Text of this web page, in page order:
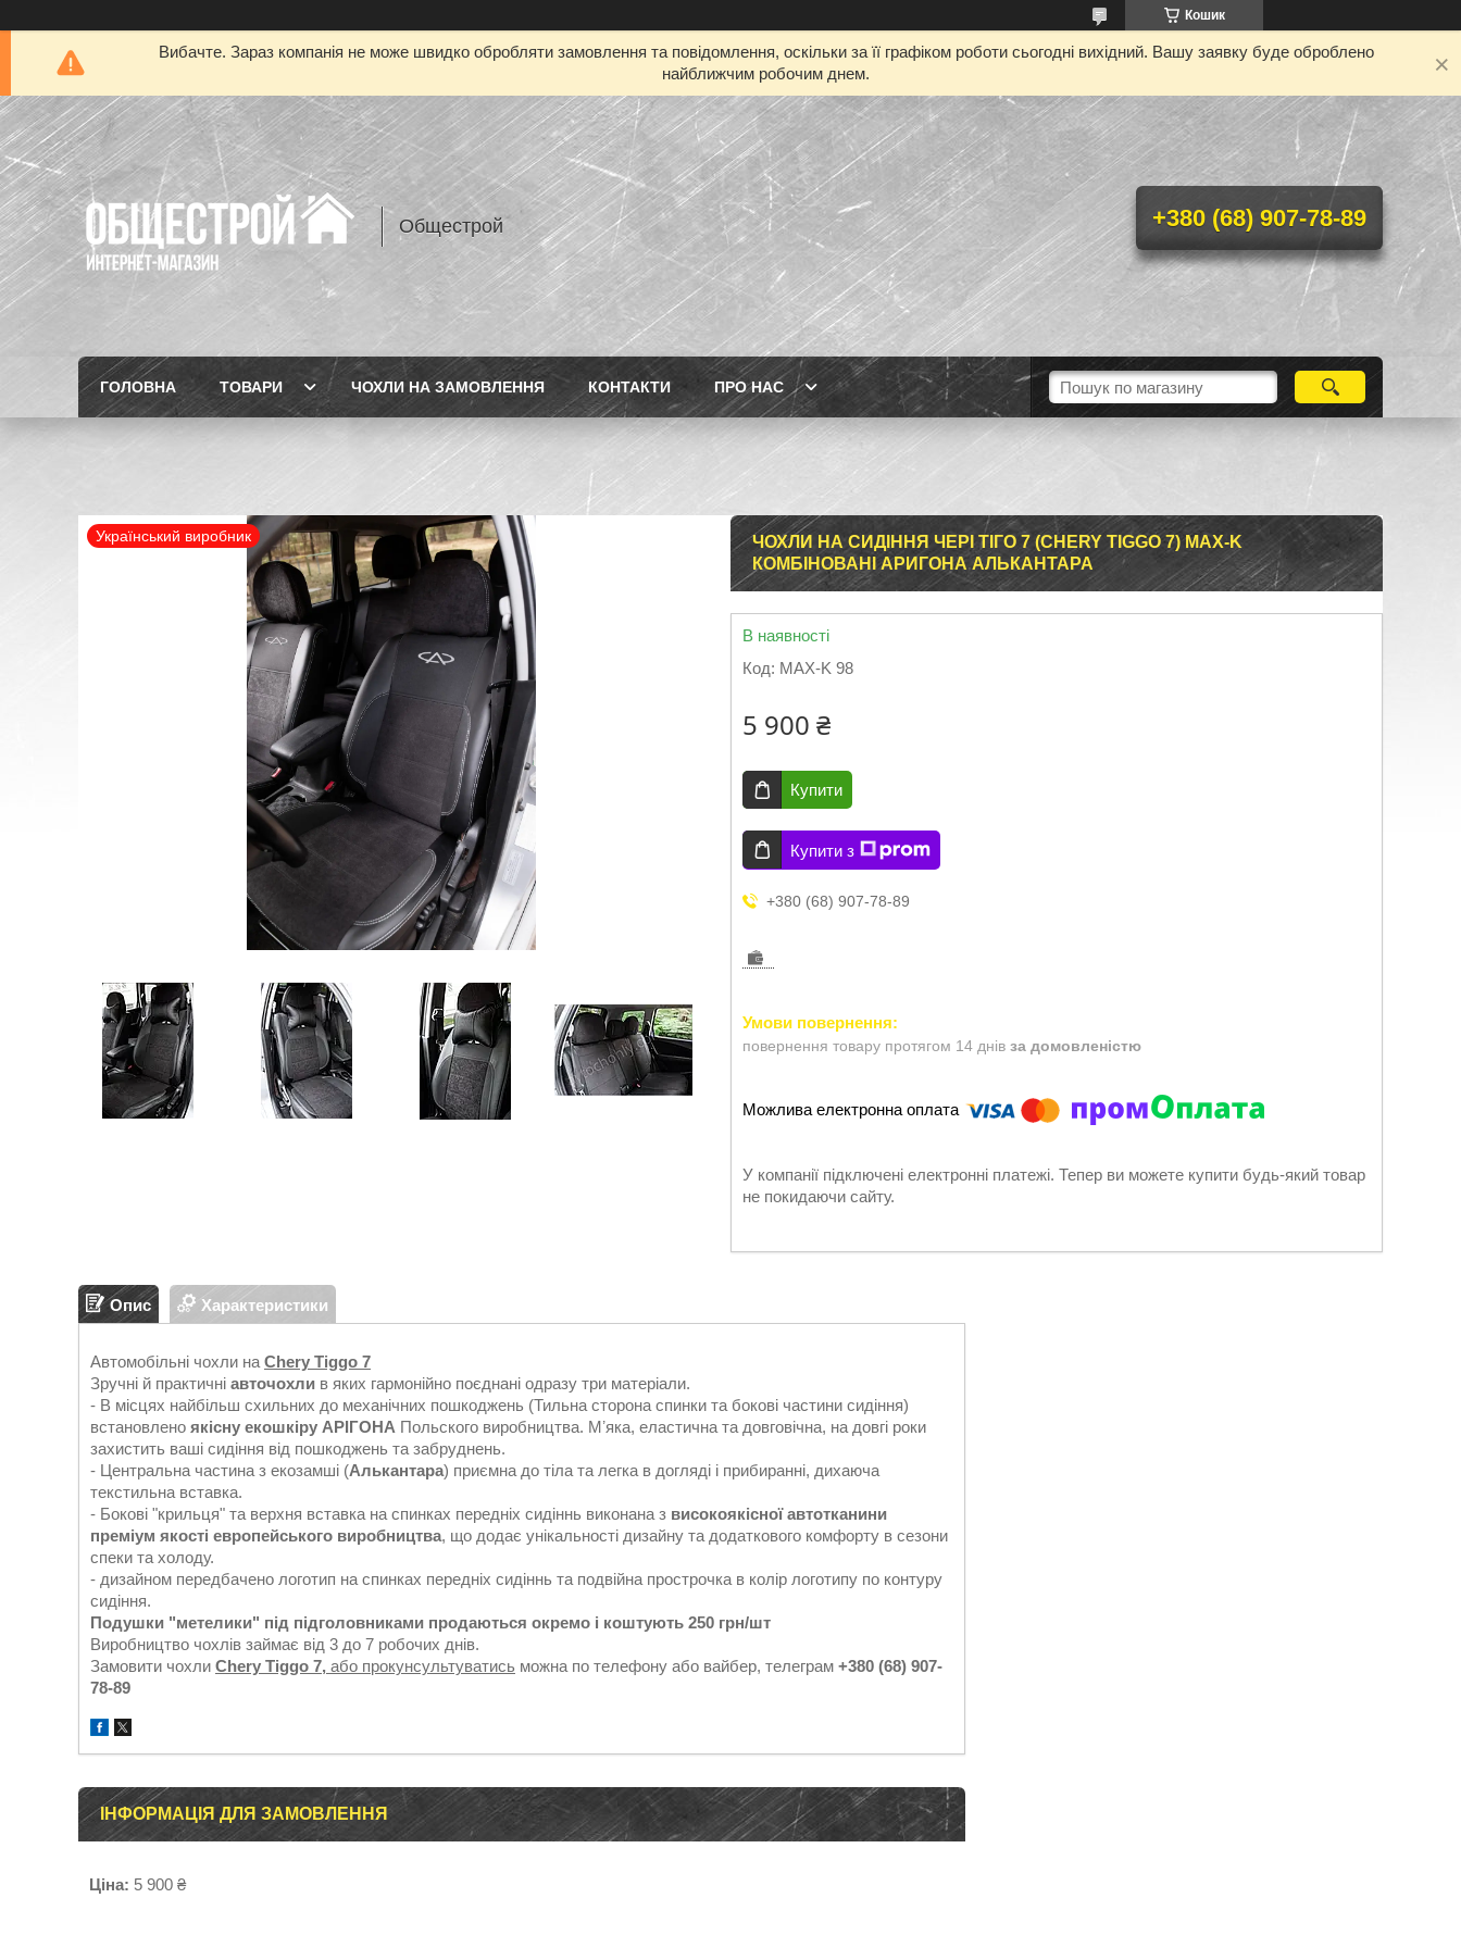
Кошик
Вибачте. Зараз компанія не може швидко обробляти замовлення та повідомлення, оскільки за її графіком роботи сьогодні вихідний. Вашу заявку буде оброблено
найближчим робочим днем.
Общестрой +380 (68) 907-78-89
ГОЛОВНА ТОВАРИ ЧОХЛИ НА ЗАМОВЛЕННЯ КОНТАКТИ ПРО НАС
Український виробник
ЧОХЛИ НА СИДІННЯ ЧЕРІ ТІГО 7 (CHERY TIGGO 7) MAX-K
КОМБІНОВАНІ АРИГОНА АЛЬКАНТАРА
В наявності
Код: MAX-K 98
5 900 ₴
Купити
Купити з
+380 (68) 907-78-89
повернення товару протягом 14 днів за домовленістю
У компанії підключені електронні платежі. Тепер ви можете купити будь-який товар
не покидаючи сайту.
Опис Характеристики
Автомобільні чохли на Chery Tiggo 7
Зручні й практичні авточохли в яких гармонійно поєднані одразу три матеріали.
- В місцях найбільш схильних до механічних пошкоджень (Тильна сторона спинки та бокові частини сидіння)
встановлено якісну екошкіру АРІГОНА Польского виробництва. Мʼяка, еластична та довговічна, на довгі роки
захистить ваші сидіння від пошкоджень та забруднень.
- Центральна частина з екозамші (Алькантара) приємна до тіла та легка в догляді і прибиранні, дихаюча
текстильна вставка.
- Бокові "крильця" та верхня вставка на спинках передніх сидіннь виконана з високоякісної автотканини
преміум якості европейського виробництва, що додає унікальності дизайну та додаткового комфорту в сезони
спеки та холоду.
- дизайном передбачено логотип на спинках передніх сидіннь та подвійна прострочка в колір логотипу по контуру
сидіння.
Подушки "метелики" під підголовниками продаються окремо і коштують 250 грн/шт
Виробництво чохлів займає від 3 до 7 робочих днів.
Замовити чохли Chery Tiggo 7, або прокунсультуватись можна по телефону або вайбер, телеграм +380 (68) 907-
78-89
ІНФОРМАЦІЯ ДЛЯ ЗАМОВЛЕННЯ
Ціна: 5 900 ₴